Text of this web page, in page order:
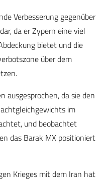
Verbesserung gegenüber
da er Zypern eine viel
bietet und die
über dem
ausgesprochen, da sie den
im
und beobachtet
das Barak MX positioniert
Krieges mit dem Iran hat